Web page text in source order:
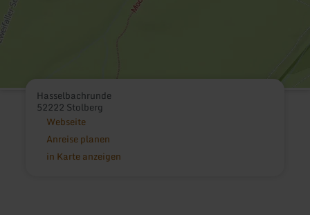
Hasselbachrunde
52222 Stolberg
Webseite
Anreise planen
in Karte anzeigen